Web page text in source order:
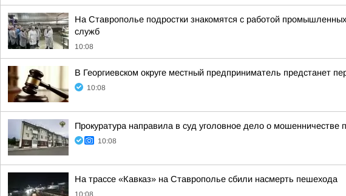
На Ставрополье подростки знакомятся с работой
служб
10:08
В Георгиевском округе местный предприниматель предстанет
10:08
Прокуратура направила в суд уголовное дело о мошенничестве
10:08
На трассе «Кавказ» на Ставрополье сбили насмерть пешехода
10:08